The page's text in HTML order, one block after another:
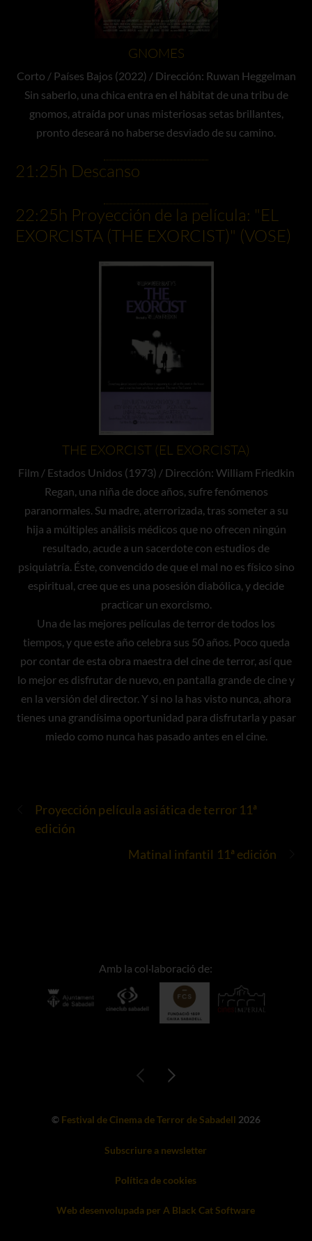
GNOMES
Corto / Países Bajos (2022) / Dirección: Ruwan Heggelman
Sin saberlo, una chica entra en el hábitat de una tribu de
gnomos, atraída por unas misteriosas setas brillantes,
pronto deseará no haberse desviado de su camino.
21:25h Descanso
22:25h Proyección de la película: "EL
EXORCISTA (THE EXORCIST)" (VOSE)
THE EXORCIST (EL EXORCISTA)
Film / Estados Unidos (1973) / Dirección: William Friedkin
Regan, una niña de doce años, sufre fenómenos
paranormales. Su madre, aterrorizada, tras someter a su
hija a múltiples análisis médicos que no ofrecen ningún
resultado, acude a un sacerdote con estudios de
psiquiatría. Éste, convencido de que el mal no es físico sino
espiritual, cree que es una posesión diabólica, y decide
practicar un exorcismo.
Una de las mejores películas de terror de todos los
tiempos, y que este año celebra sus 50 años. Poco queda
por contar de esta obra maestra del cine de terror, así que
lo mejor es disfrutar de nuevo, en pantalla grande de cine y
en la versión del director. Y si no la has visto nunca, ahora
tienes una grandísima oportunidad para disfrutarla y pasar
miedo como nunca has pasado antes en el cine.
Proyección película asiática de terror 11ª
edición
Matinal infantil 11ª edición
Amb la col·laboració de:
© Festival de Cinema de Terror de Sabadell 2026
Subscriure a newsletter
Política de cookies
Web desenvolupada per A Black Cat Software